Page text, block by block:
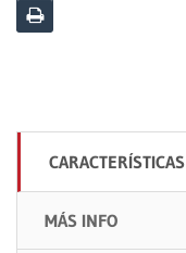
CARACTERÍSTICAS
MÁS INFO